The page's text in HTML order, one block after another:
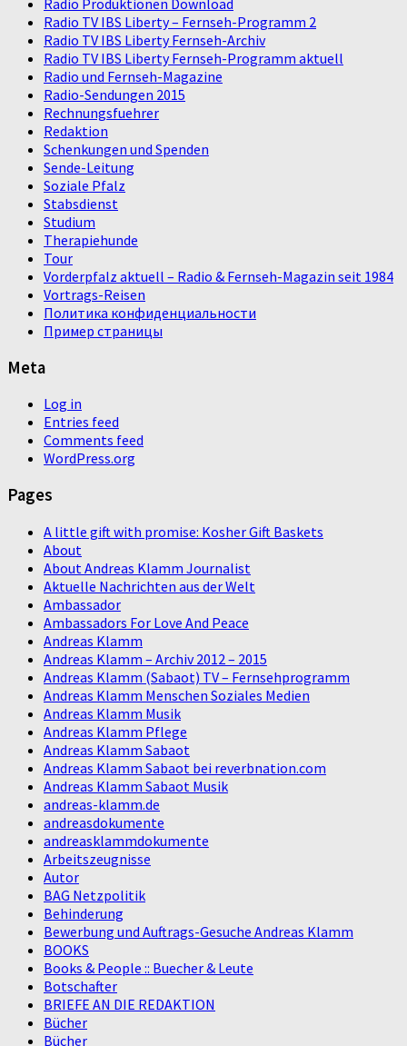
Radio TV IBS Liberty – Fernseh-Programm 2
Radio TV IBS Liberty Fernseh-Archiv
Radio TV IBS Liberty Fernseh-Programm aktuell
Radio und Fernseh-Magazine
Radio-Sendungen 2015
Rechnungsfuehrer
Redaktion
Schenkungen und Spenden
Sende-Leitung
Soziale Pfalz
Stabsdienst
Studium
Therapiehunde
Tour
Vorderpfalz aktuell – Radio & Fernseh-Magazin seit 1984
Vortrags-Reisen
Политика конфиденциальности
Пример страницы
Meta
Log in
Entries feed
Comments feed
WordPress.org
Pages
A little gift with promise: Kosher Gift Baskets
About
About Andreas Klamm Journalist
Aktuelle Nachrichten aus der Welt
Ambassador
Ambassadors For Love And Peace
Andreas Klamm
Andreas Klamm – Archiv 2012 – 2015
Andreas Klamm (Sabaot) TV – Fernsehprogramm
Andreas Klamm Menschen Soziales Medien
Andreas Klamm Musik
Andreas Klamm Pflege
Andreas Klamm Sabaot
Andreas Klamm Sabaot bei reverbnation.com
Andreas Klamm Sabaot Musik
andreas-klamm.de
andreasdokumente
andreasklammdokumente
Arbeitszeugnisse
Autor
BAG Netzpolitik
Behinderung
Bewerbung und Auftrags-Gesuche Andreas Klamm
BOOKS
Books & People :: Buecher & Leute
Botschafter
BRIEFE AN DIE REDAKTION
Bücher
Bücher